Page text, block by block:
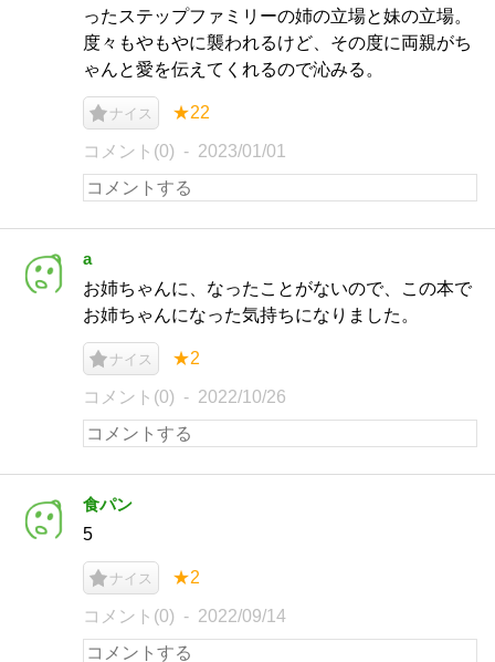
ったステップファミリーの姉の立場と妹の立場。
度々もやもやに襲われるけど、その度に両親がち
ゃんと愛を伝えてくれるので沁みる。
ナイス ★22
コメント(0) 2023/01/01
a
お姉ちゃんに、なったことがないので、この本で
お姉ちゃんになった気持ちになりました。
ナイス ★2
コメント(0) 2022/10/26
食パン
5
ナイス ★2
コメント(0) 2022/09/14